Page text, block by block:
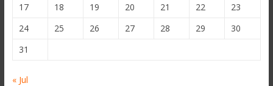
17
18 19 20 21 22
23
24
25 26 27 28 29
30
31
« Jul